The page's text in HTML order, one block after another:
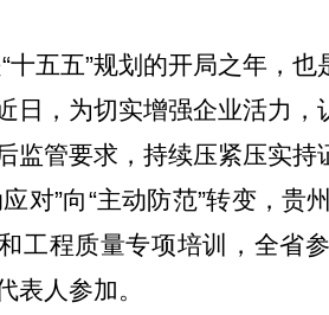
十五五”规划的开局之年 ，也
日
， 为切实增强企业活力，
监管要求， 持续压紧压实持
应对”向“主动防范”转变，贵
工程质量专项培训
， 全省
表人参加。